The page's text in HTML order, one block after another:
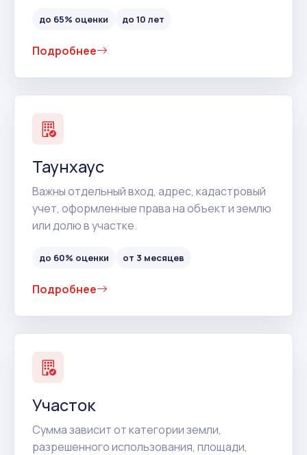
до 65% оценки до 10 лет
Подробнее
Таунхаус
Важны отдельный вход, адрес, кадастровый
учет, оформленные права на объект и землю
или долю в участке.
до 60% оценки от 3 месяцев
Подробнее
Участок
Сумма зависит от категории земли,
разрешенного использования, площади,